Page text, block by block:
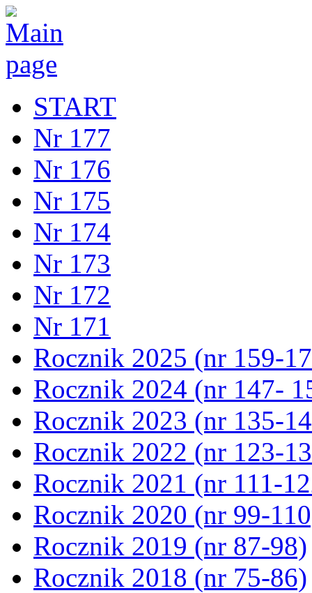
START
Nr 177
Nr 176
Nr 175
Nr 174
Nr 173
Nr 172
Nr 171
Rocznik 2025 (nr 159-
Rocznik 2024 (nr 147-
Rocznik 2023 (nr 135-
Rocznik 2022 (nr 123-
Rocznik 2021 (nr 111-
Rocznik 2020 (nr 99-
Rocznik 2019 (nr 87-98)
Rocznik 2018 (nr 75-86)